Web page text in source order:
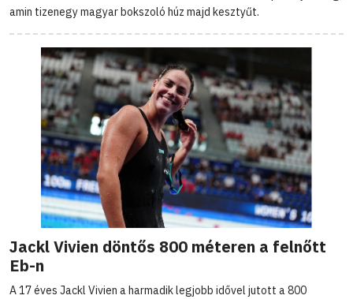
amin tizenegy magyar bokszoló húz majd kesztyűt.
Jackl Vivien döntős 800 méteren a felnőtt
Eb-n
A 17 éves Jackl Vivien a harmadik legjobb idővel jutott a 800